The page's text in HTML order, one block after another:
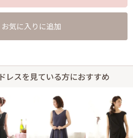
お気に入りに追加
レスを見ている方におすすめ